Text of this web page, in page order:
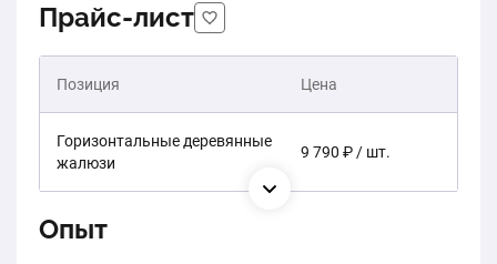
Прайс-лист
Позиция Цена
Горизонтальные деревянные
жалюзи
9 790 ₽ / шт.
Опыт